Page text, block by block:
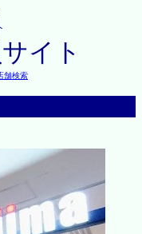
イト
舗検索